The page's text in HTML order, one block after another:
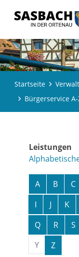
Startseite
Bürgerservice
Leistungen
A B C
I
J K
Q
R S
Y
Z